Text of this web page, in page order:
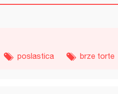
poslastica brze torte